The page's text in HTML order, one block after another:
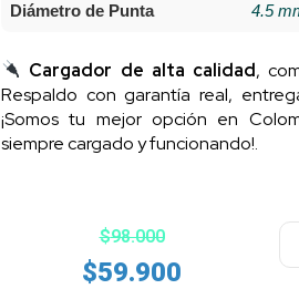
Diámetro de Punta 4.5
Cargador de alta calidad,
Respaldo con garantía real,
¡Somos tu mejor opción en
siempre cargado y funcionando!.
$98.000
$59.900